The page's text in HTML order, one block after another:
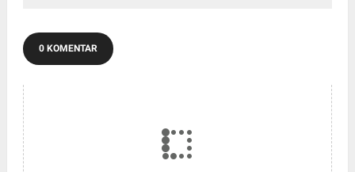
0 KOMENTAR